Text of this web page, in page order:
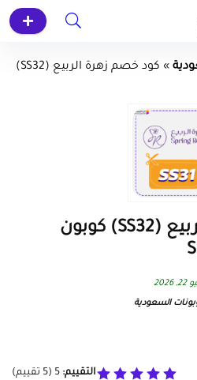
»
كود خصم زهرة الربيع (SS32)
كود خصم زهرة الربيع (SS32) كوبون
2026
السعودية
التقييم: 5
(
5 تقييم)